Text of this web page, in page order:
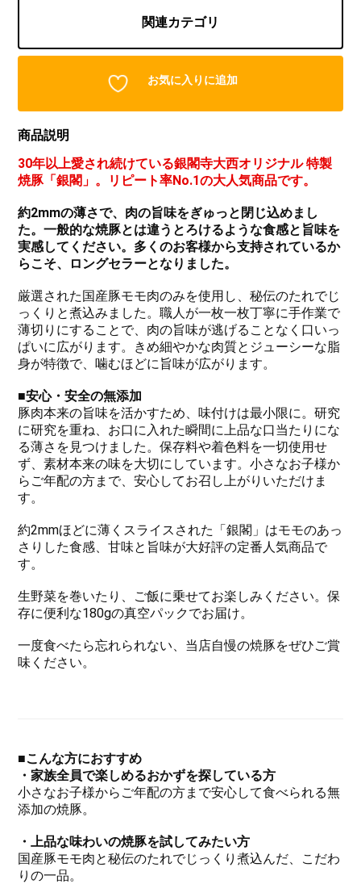
関連カテゴリ
お気に入りに追加
商品説明
30年以上愛され続けている銀閣寺大西オリジナル 特製
焼豚「銀閣」。リピート率No.1の大人気商品です。
約2mmの薄さで、肉の旨味をぎゅっと閉じ込めまし
た。一般的な焼豚とは違うとろけるような食感と旨味を
実感してください。多くのお客様から支持されているか
らこそ、ロングセラーとなりました。
厳選された国産豚モモ肉のみを使用し、秘伝のたれでじ
っくりと煮込みました。職人が一枚一枚丁寧に手作業で
薄切りにすることで、肉の旨味が逃げることなく口いっ
ぱいに広がります。きめ細やかな肉質とジューシーな脂
身が特徴で、噛むほどに旨味が広がります。
■安心・安全の無添加
豚肉本来の旨味を活かすため、味付けは最小限に。研究
に研究を重ね、お口に入れた瞬間に上品な口当たりにな
る薄さを見つけました。保存料や着色料を一切使用せ
ず、素材本来の味を大切にしています。小さなお子様か
らご年配の方まで、安心してお召し上がりいただけま
す。
約2mmほどに薄くスライスされた「銀閣」はモモのあっ
さりした食感、甘味と旨味が大好評の定番人気商品で
す。
生野菜を巻いたり、ご飯に乗せてお楽しみください。保
存に便利な180gの真空パックでお届け。
一度食べたら忘れられない、当店自慢の焼豚をぜひご賞
味ください。
■こんな方におすすめ
・家族全員で楽しめるおかずを探している方
小さなお子様からご年配の方まで安心して食べられる無
添加の焼豚。
・
上品な味わいの焼豚を試してみたい方
国産豚モモ肉と秘伝のたれでじっくり煮込んだ、こだわ
りの一品。